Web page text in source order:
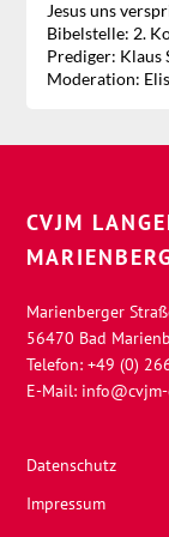
Jesus uns
Bibelstelle: 2.
Prediger: Klaus
Moderation:
CVJM
Marienberger
56470 Bad
Telefon: +49 (0)
E-Mail:
Datenschutz
Impressum